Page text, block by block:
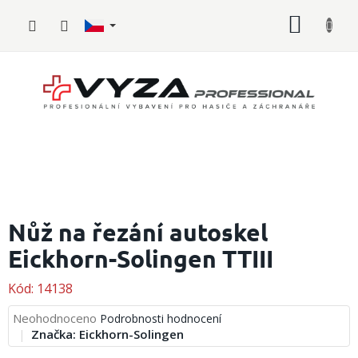
Požární
sport
vybavení
Nůž na řezání autoskel
Eickhorn-Solingen TTIII
Kód: 14138
Průměrné
hodnocení
produktu
Neohodnoceno Podrobnosti hodnocení
Značka: Eickhorn-Solingen